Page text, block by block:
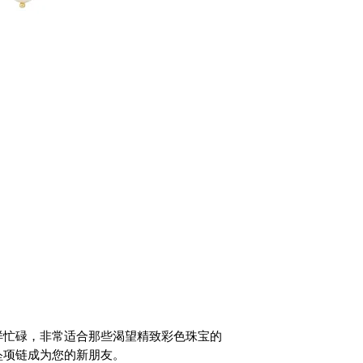
碌，非常适合那些渴望精致彩色珠宝的
链成为您的新朋友。